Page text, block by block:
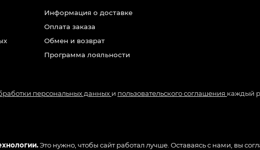
Это нужно, чтобы сайт работал лучше. Оставаясь с нами, вы
Информация о доставке
Оплата заказа
Обмен и возврат
Программа лояльности
персональных данных и пользовательского соглашения каждый